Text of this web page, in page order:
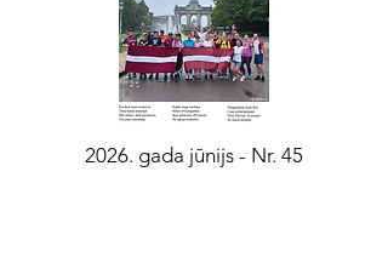
2026. gada jūnijs - Nr. 45